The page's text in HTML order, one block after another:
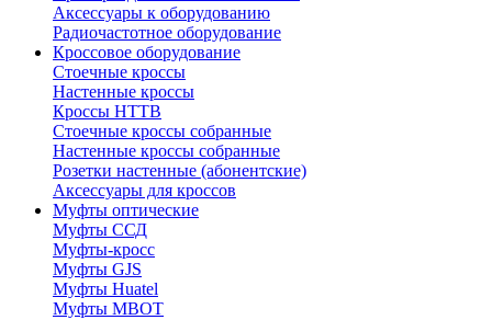
Аксессуары к оборудованию
Радиочастотное оборудование
Кроссовое оборудование
Стоечные кроссы
Настенные кроссы
Кроссы HTTB
Стоечные кроссы собранные
Настенные кроссы собранные
Розетки настенные (абонентские)
Аксессуары для кроссов
Муфты оптические
Муфты ССД
Муфты-кросс
Муфты GJS
Муфты Huatel
Муфты МВОТ